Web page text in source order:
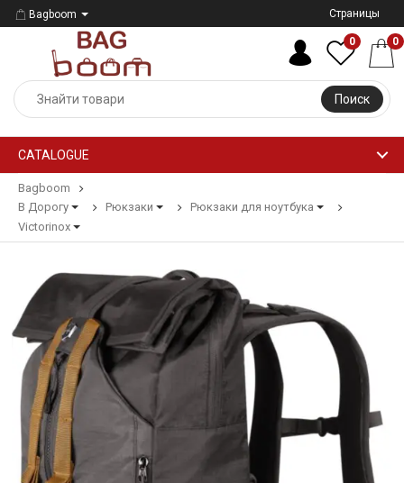
Bagboom Страницы
Поиск
0 0
CATALOGUE
Bagboom
В Дорогу
Рюкзаки
Рюкзаки для ноутбука
Victorinox